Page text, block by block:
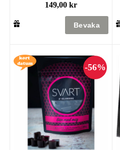
149,00 kr